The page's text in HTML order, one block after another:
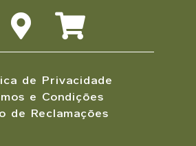
de Privacidade
e Condições
de Reclamações